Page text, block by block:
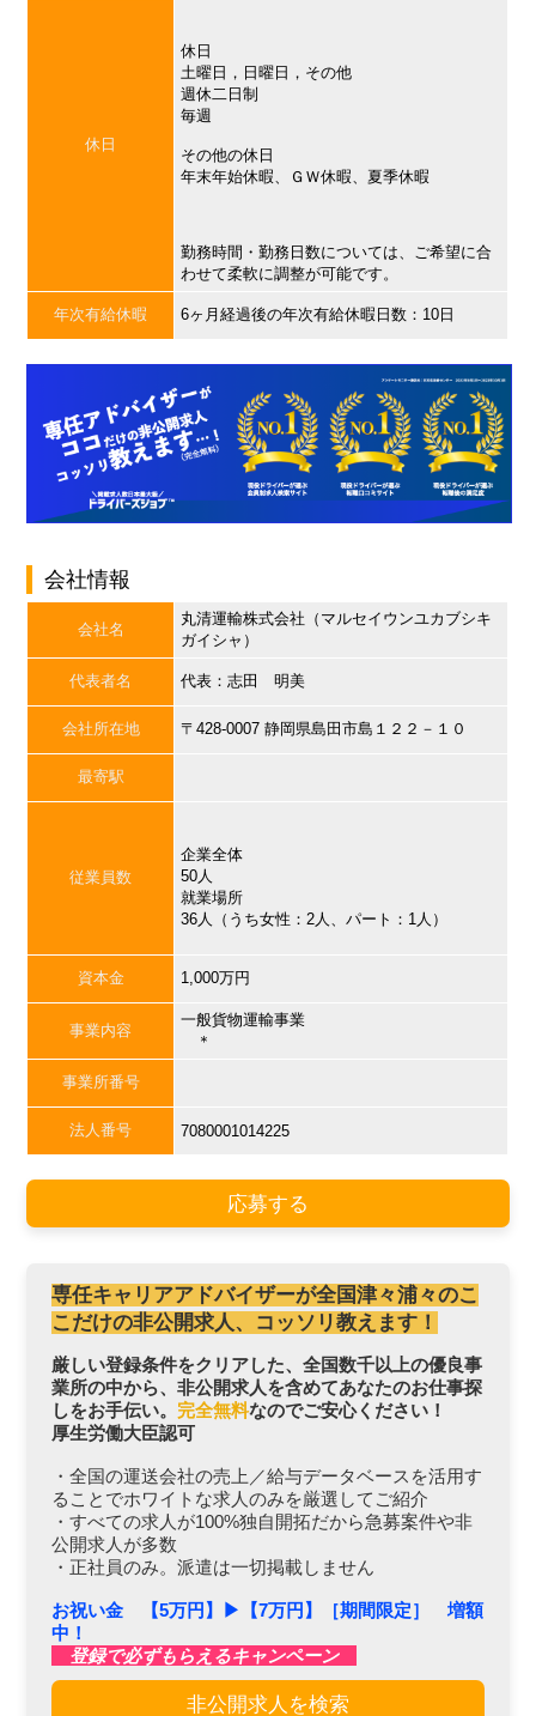
休日
休日
土曜日，日曜日，その他
週休二日制
毎週
その他の休日
年末年始休暇、ＧＷ休暇、夏季休暇
勤務時間・勤務日数については、ご希望に合
わせて柔軟に調整が可能です。
年次有給休暇 6ヶ月経過後の年次有給休暇日数：10日
会社情報
会社名
丸清運輸株式会社（マルセイウンユカブシキ
ガイシャ）
代表者名 代表：志田 明美
会社所在地 〒428-0007 静岡県島田市島１２２－１０
最寄駅
従業員数
企業全体
50人
就業場所
36人（うち女性：2人、パート：1人）
資本金 1,000万円
事業内容
一般貨物運輸事業
＊
事業所番号
法人番号 7080001014225
応募する
専任キャリアアドバイザーが全国津々浦々のこ
こだけの非公開求人、コッソリ教えます！
厳しい登録条件をクリアした、全国数千以上の優良事
業所の中から、非公開求人を含めてあなたのお仕事探
しをお手伝い。 完全無料なのでご安心ください！
厚生労働大臣認可
・全国の運送会社の売上／給与データベースを活用す
ることでホワイトな求人のみを厳選してご紹介
・すべての求人が100%独自開拓だから急募案件や非
公開求人が多数
・正社員のみ。派遣は一切掲載しません
お祝い金 【5万円】▶︎【7万円】［期間限定］ 増額
中！
登録で必ずもらえるキャンペーン
非公開求人を検索